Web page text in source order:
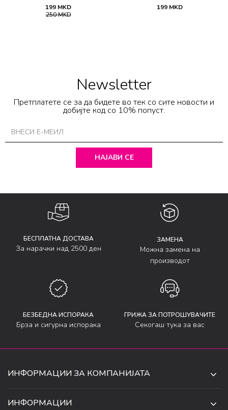
199 MKD
250MKD
199 MKD
Newsletter
Претплатете се за да бидете во тек со сите новости и
добијте код со 10% попуст.
НАЈАВИ СЕ
БЕСПЛАТНА ДОСТАВА
За нарачки над 2500 ден
ЗАМЕНА
Можна замена на
производот
БЕЗБЕДНА ИСПОРАКА
Брза и сигурна испорака
ГРИЖА ЗА ПОТРОШУВАЧИТЕ
Секогаш тука за вас
ИНФОРМАЦИИ ЗА КОМПАНИЈАТА
ИНФОРМАЦИИ